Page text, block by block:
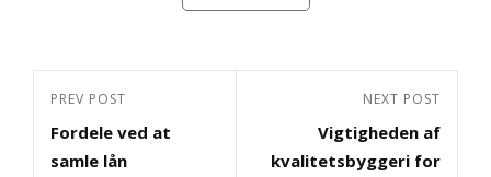
Indlægsnavigation
Previous
Post
PREV POST
Fordele ved at
samle lån
NEXT POST
Vigtigheden af
kvalitetsbyggeri for